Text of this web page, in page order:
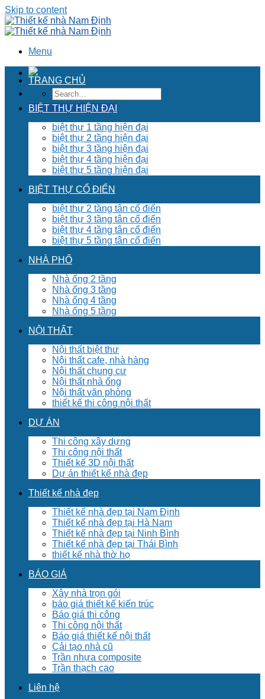
Skip to content
Menu
TRANG CHỦ
BIỆT THỰ HIỆN ĐẠI
biệt thự 1 tầng hiện đại
biệt thự 2 tầng hiện đại
biệt thự 3 tầng hiện đại
biệt thự 4 tầng hiện đại
biệt thự 5 tầng hiện đại
BIỆT THỰ CỔ ĐIỂN
biệt thự 2 tầng tân cổ điển
biệt thự 3 tầng tân cổ điển
biệt thự 4 tầng tân cổ điển
biệt thự 5 tầng tân cổ điển
NHÀ PHỐ
Nhà ống 2 tầng
Nhà ống 3 tầng
Nhà ống 4 tầng
Nhà ống 5 tầng
NỘI THẤT
Nội thất biệt thư
Nội thất cafe, nhà hàng
Nội thất chung cư
Nội thất nhà ống
Nội thất văn phòng
thiết kế thi công nội thất
DỰ ÁN
Thi công xây dựng
Thi công nội thất
Thiết kế 3D nội thất
Dự án thiết kế nhà đẹp
Thiết kế nhà đẹp
Thiết kế nhà đẹp tại Nam Định
Thiết kế nhà đẹp tại Hà Nam
Thiết kế nhà đẹp tại Ninh Bình
Thiết kế nhà đẹp tại Thái Bình
thiết kế nhà thờ họ
BÁO GIÁ
Xây nhà trọn gói
báo giá thiết kế kiến trúc
Báo giá thi công
Thi công nội thất
Báo giá thiết kế nội thất
Cải tạo nhà cũ
Trần nhựa composite
Trần thạch cao
Liên hệ